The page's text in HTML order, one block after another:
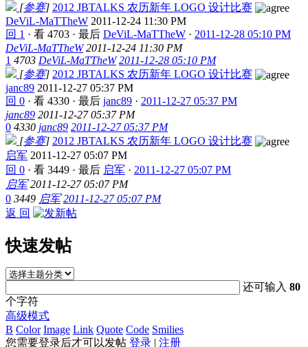
[参赛] 2012 JBTALKS 农历新年 LOGO 设计比赛
DeViL-MaTTheW 2011-12-24 11:30 PM
回 1 · 看 4703 · 最后 DeViL-MaTTheW · 2011-12-28 05:10 PM
DeViL-MaTTheW 2011-12-24 11:30 PM
1 4703 DeViL-MaTTheW 2011-12-28 05:10 PM
[参赛] 2012 JBTALKS 农历新年 LOGO 设计比赛
janc89 2011-12-27 05:37 PM
回 0 · 看 4330 · 最后 janc89 · 2011-12-27 05:37 PM
janc89 2011-12-27 05:37 PM
0 4330 janc89 2011-12-27 05:37 PM
[参赛] 2012 JBTALKS 农历新年 LOGO 设计比赛
启军 2011-12-27 05:07 PM
回 0 · 看 3449 · 最后 启军 · 2011-12-27 05:07 PM
启军 2011-12-27 05:07 PM
0 3449 启军 2011-12-27 05:07 PM
返 回
快速发帖
还可输入80
个字符
高级模式
B Color Image Link Quote Code Smilies
您需要登录后才可以发帖 登录 | 注册